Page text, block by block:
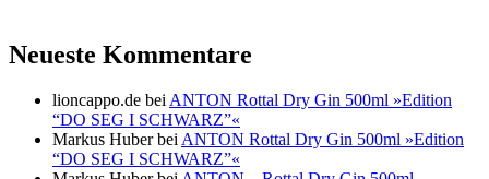
Neueste Kommentare
lioncappo.de bei ANTON Rottal Dry Gin 500ml »Edition
“DO SEG I SCHWARZ”«
Markus Huberbei ANTON Rottal Dry Gin 500ml »Edition
“DO SEG I SCHWARZ”«